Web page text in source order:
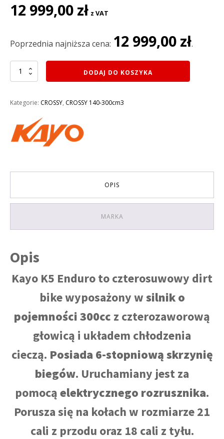
Pierwotna
cena
13
12 999,00 zł cena
12
z VAT
Poprzednia najniższa cena: 12 999,00 zł.
ilość
CROSS
DIRT
K5
ENDURO
DODAJ DO KOSZYKA
Kategorie: CROSSY, CROSSY 140-300cm3
OPIS
MARKA
Opis
Kayo K5 Enduro to czterosuwowy dirt
bike wyposażony wsilnik o
pojemności 300cc z czterozaworową
głowicą i układem chłodzenia
cieczą. Posiada 6-stopniową skrzynię
biegów. Uruchamiany jest za
pomocąelektrycznego rozrusznika.
Porusza się na kołach w rozmiarze 21
cali z przodu oraz 18 cali z tyłu.